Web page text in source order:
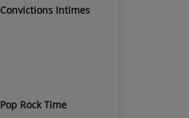
Convictions Intimes
Pop Rock Time